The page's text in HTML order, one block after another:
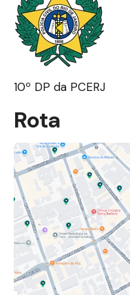
10º DP da PCERJ
Rota